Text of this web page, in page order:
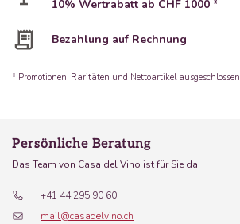
10% Wertrabatt ab CHF 1000 *
Bezahlung auf Rechnung
* Promotionen, Raritäten und Nettoartikel ausgeschlossen
Persönliche Beratung
Das Team von Casa del Vino ist für Sie da
+41 44 295 90 60
mail@casadelvino.ch